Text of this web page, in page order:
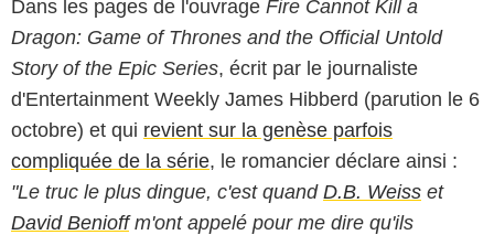
Dans les pages de l'ouvrage Fire Cannot Kill a
Dragon: Game of Thrones and the Official Untold
Story of the Epic Series, écrit par le journaliste
d'Entertainment Weekly James Hibberd (parution le 6
octobre) et qui revient sur la genèse parfois
compliquée de la série, le romancier déclare ainsi :
"Le truc le plus dingue, c'est quand D.B. Weiss et
David Benioffm'ont appelé pour me dire qu'ils